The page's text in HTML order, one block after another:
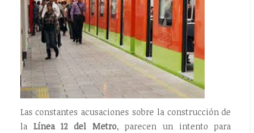
Las constantes acusaciones sobre la construcción de
laLínea 12 del Metro, parecen un intento para